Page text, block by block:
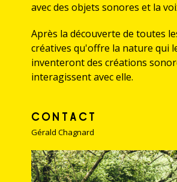
avec des objets sonores et la
Après la découverte de toutes
créatives qu'offre la nature qui
inventeront des créations
interagissent avec elle.
CONTACT
Gérald Chagnard